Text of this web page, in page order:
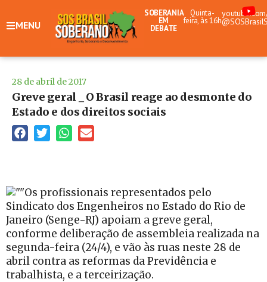
MENU
SOBERANIA
EM
DEBATE
Quinta-
feira, às 16h
28 de abril de 2017
Greve geral _ O Brasil reage ao desmonte do
Estado e dos direitos sociais
Os profissionais representados pelo
Sindicato dos Engenheiros no Estado do Rio de
Janeiro (Senge-RJ) apoiam a greve geral,
conforme deliberação de assembleia realizada na
segunda-feira (24/4), e vão às ruas neste 28 de
abril contra as reformas da Previdência e
trabalhista, e a terceirização.